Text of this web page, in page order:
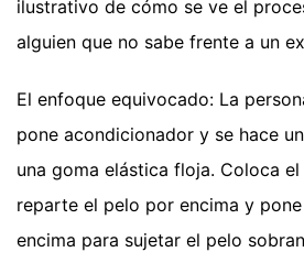
ilustrativo de cómo se ve el
alguien que no sabe frente a un
El enfoque equivocado: La
pone acondicionador y se hace
una goma elástica floja. Coloca
reparte el pelo por encima y
encima para sujetar el pelo